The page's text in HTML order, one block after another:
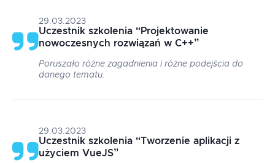
29.03.2023
Uczestnik szkolenia “Projektowanie
nowoczesnych rozwiązań w C++”
Poruszało różne zagadnienia i różne podejścia do
danego tematu.
29.03.2023
Uczestnik szkolenia “Tworzenie aplikacji z
użyciem VueJS”